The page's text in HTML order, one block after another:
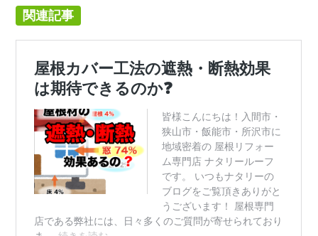
関連記事